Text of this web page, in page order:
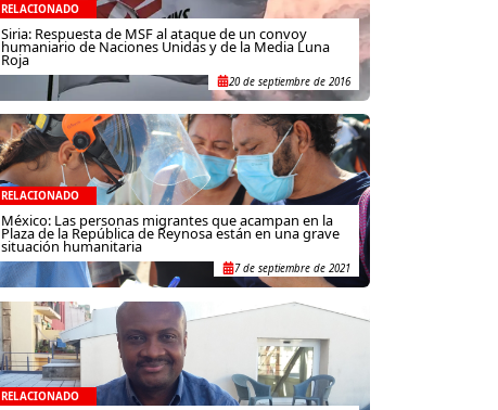
RELACIONADO
Siria: Respuesta de MSF al ataque de un convoy
humaniario de Naciones Unidas y de la Media Luna
Roja
20 de septiembre de 2016
RELACIONADO
México: Las personas migrantes que acampan en la
Plaza de la República de Reynosa están en una grave
situación humanitaria
7 de septiembre de 2021
RELACIONADO